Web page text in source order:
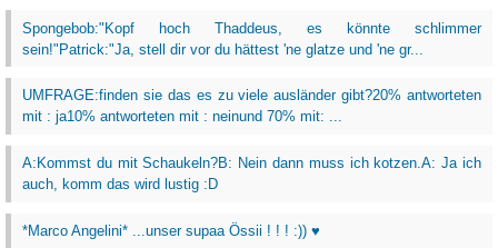
Spongebob:"Kopf hoch Thaddeus, es könnte schlimmer
sein!"Patrick:"Ja, stell dir vor du hättest 'ne glatze und 'ne gr...
UMFRAGE:finden sie das es zu viele ausländer gibt?20% antworteten
mit : ja10% antworteten mit : neinund 70% mit: ...
A:Kommst du mit Schaukeln?B: Nein dann muss ich kotzen.A: Ja ich
auch, komm das wird lustig :D
*Marco Angelini* ...unser supaa Össii ! ! ! :)) ♥